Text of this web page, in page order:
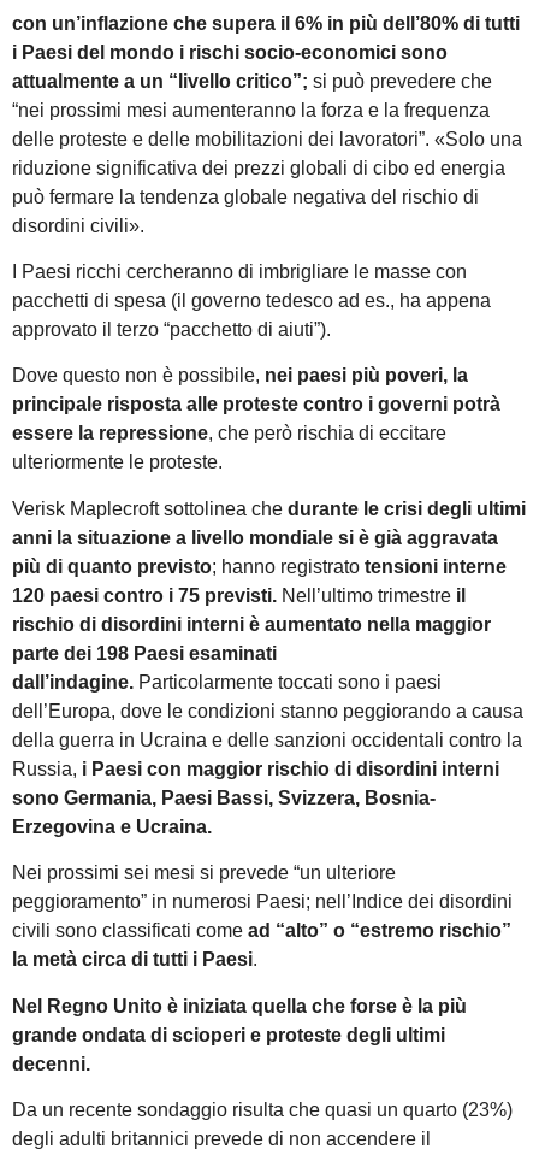
con un’inflazione che supera il 6% in più dell’80% di tutti
i Paesi del mondo i rischi socio-economici sono
attualmente a un “livello critico”; si può prevedere che
“nei prossimi mesi aumenteranno la forza e la frequenza
delle proteste e delle mobilitazioni dei lavoratori”. «Solo una
riduzione significativa dei prezzi globali di cibo ed energia
può fermare la tendenza globale negativa del rischio di
disordini civili».
I Paesi ricchi cercheranno di imbrigliare le masse con
pacchetti di spesa (il governo tedesco ad es., ha appena
approvato il terzo “pacchetto di aiuti”).
Dove questo non è possibile, nei paesi più poveri, la
principale risposta alle proteste contro i governi potrà
essere la repressione, che però rischia di eccitare
ulteriormente le proteste.
Verisk Maplecroft sottolinea che durante le crisi degli ultimi
anni la situazione a livello mondiale si è già aggravata
più di quanto previsto; hanno registrato tensioni interne
120 paesi contro i 75 previsti. Nell’ultimo trimestre il
rischio di disordini interni è aumentato nella maggior
parte dei 198 Paesi esaminati
dall’indagine. Particolarmente toccati sono i paesi
dell’Europa, dove le condizioni stanno peggiorando a causa
della guerra in Ucraina e delle sanzioni occidentali contro la
Russia, i Paesi con maggior rischio di disordini interni
sono Germania, Paesi Bassi, Svizzera, Bosnia-
Erzegovina e Ucraina.
Nei prossimi sei mesi si prevede “un ulteriore
peggioramento” in numerosi Paesi; nell’Indice dei disordini
civili sono classificati come ad “alto” o “estremo rischio”
la metà circa di tutti i Paesi.
Nel Regno Unito è iniziata quella che forse è la più
grande ondata di scioperi e proteste degli ultimi
decenni.
Da un recente sondaggio risulta che quasi un quarto (23%)
degli adulti britannici prevede di non accendere il